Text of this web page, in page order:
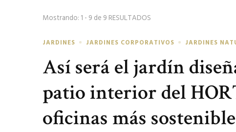
Mostrando: 1 - 9 de 9 RESULTADOS
JARDINES JARDINES CORPORATIVOS JARDINES
Así será el jardín
patio interior del
oficinas más